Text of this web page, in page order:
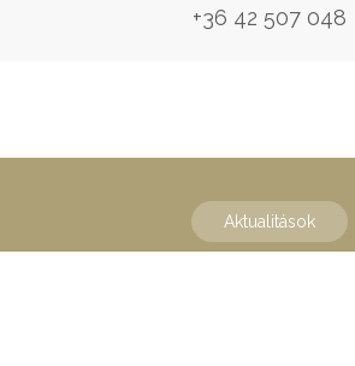
+36 42 507 048
Aktualitások